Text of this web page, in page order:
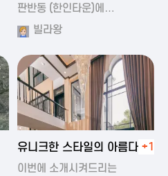
판반동 (한인타운)에…
빌라왕
2024-11-19 00:45
유니크한 스타일의 아름다운
풀빌라
+1
이번에 소개시켜드리는